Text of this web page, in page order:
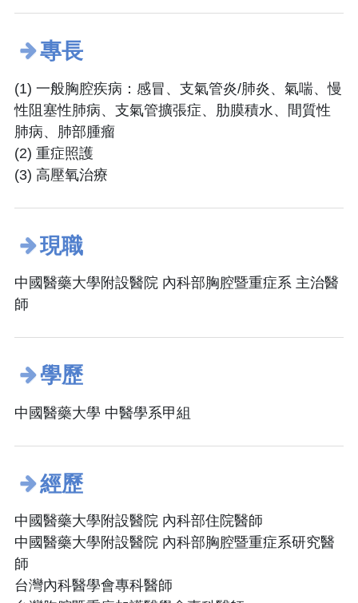
專長
(1) 一般胸腔疾病：感冒、支氣管炎/肺炎、氣喘、慢
性阻塞性肺病、支氣管擴張症、肋膜積水、間質性
肺病、肺部腫瘤
(2) 重症照護
(3) 高壓氧治療
現職
中國醫藥大學附設醫院 內科部胸腔暨重症系 主治醫
師
學歷
中國醫藥大學 中醫學系甲組
經歷
中國醫藥大學附設醫院 內科部住院醫師
中國醫藥大學附設醫院 內科部胸腔暨重症系研究醫
師
台灣內科醫學會專科醫師